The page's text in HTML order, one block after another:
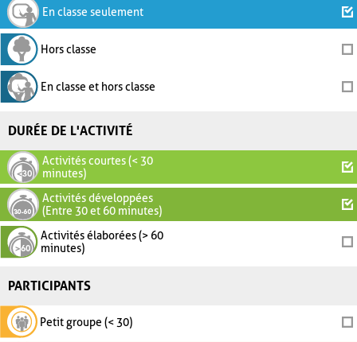
En classe seulement
Hors classe
En classe et hors classe
DURÉE DE L'ACTIVITÉ
Activités courtes (< 30
minutes)
Activités développées
(Entre 30 et 60 minutes)
Activités élaborées (> 60
minutes)
PARTICIPANTS
Petit groupe (< 30)